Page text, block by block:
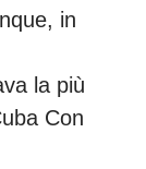
in
la più
Con